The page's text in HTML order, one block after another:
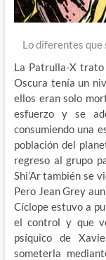
Lo diferentes que
La Patrulla-X trato
Oscura tenía un
ellos eran solo
esfuerzo y se
consumiendo una
población del
regreso al grupo
Shi’Ar también se
Pero Jean Grey
Cíclope estuvo a
el control y que
psíquico de
someterla